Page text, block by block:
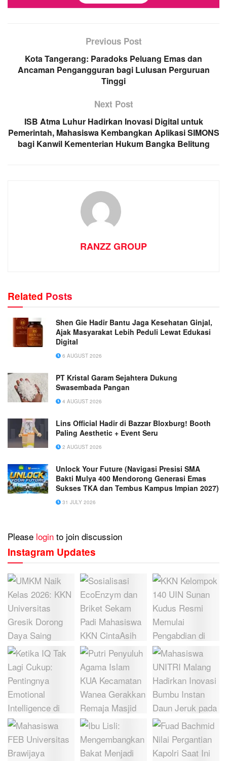
Previous Post
Kota Tangerang: Paradoks Peluang Emas dan
Ancaman Pengangguran bagi Lulusan Perguruan
Tinggi
Next Post
ISB Atma Luhur Hadirkan Inovasi Digital untuk
Pemerintah, Mahasiswa Kembangkan Aplikasi SIMONS
bagi Kanwil Kementerian Hukum Bangka Belitung
RANZZ GROUP
Related Posts
Shen Gie Hadir Bantu Jaga Kesehatan Ginjal,
Ajak Masyarakat Lebih Peduli Lewat Edukasi
Digital
6 AUGUST 2026
PT Kristal Garam Sejahtera Dukung
Swasembada Pangan
4 AUGUST 2026
Lins Official Hadir di Bazzar Bloxburg! Booth
Paling Aesthetic + Event Seru
2 AUGUST 2026
Unlock Your Future (Navigasi Presisi SMA
Bakti Mulya 400 Mendorong Generasi Emas
Sukses TKA dan Tembus Kampus Impian 2027)
31 JULY 2026
Please login to join discussion
Instagram Updates